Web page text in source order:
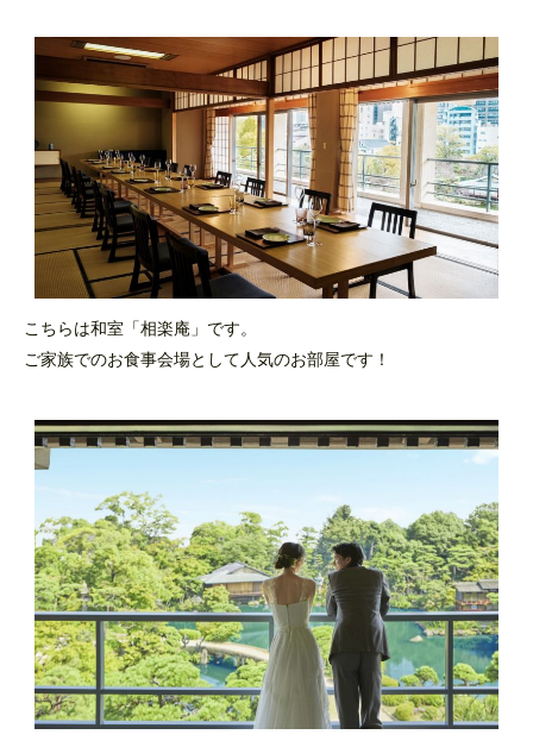
こちらは和室「相楽庵」です。
ご家族でのお食事会場として人気のお部屋です！